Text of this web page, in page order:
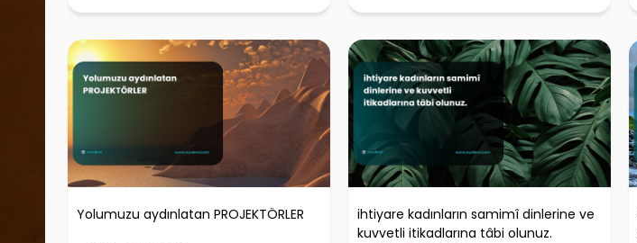
Yolumuzu aydınlatan PROJEKTÖRLER
ihtiyare kadınların samimî dinlerine ve
kuvvetli itikadlarına tâbi olunuz.